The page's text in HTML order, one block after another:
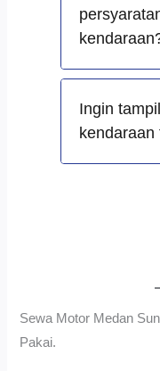
Ingin
Sewa Motor Medan
Pakai.